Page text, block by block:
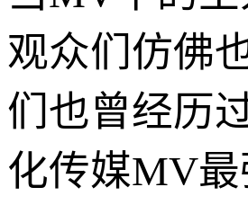
观众们仿佛
们也曾经历
化传媒MV